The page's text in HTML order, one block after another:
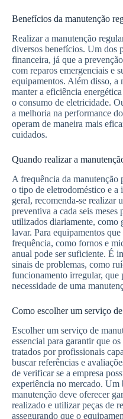
Benefícios da manutenção
Realizar a manutenção
diversos benefícios. Um dos
financeira, já que a
com reparos emergenciais e
equipamentos. Além disso, a
manter a eficiência
o consumo de eletricidade.
a melhoria na performance
operam de maneira mais
cuidados.
Quando realizar a
A frequência da manutenção
o tipo de eletrodoméstico e a
geral, recomenda-se realizar
preventiva a cada seis meses
utilizados diariamente, como
lavar. Para equipamentos
frequência, como fornos e
anual pode ser suficiente. É
sinais de problemas, como
funcionamento irregular, que
necessidade de uma
Como escolher um serviço
Escolher um serviço de
essencial para garantir que
tratados por profissionais
buscar referências e
de verificar se a empresa
experiência no mercado. Um
manutenção deve oferecer
realizado e utilizar peças de
assegurando que o